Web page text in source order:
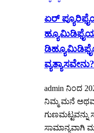
ಏರ್
ವ್ಯತ್ಯಾಸವೇನು?
admin ನಿಂದ
ನಿಮ್ಮ ಮನೆ
ಗುಣಮಟ್ಟವನ್ನು
ಸಾಮಾನ್ಯವಾಗಿ